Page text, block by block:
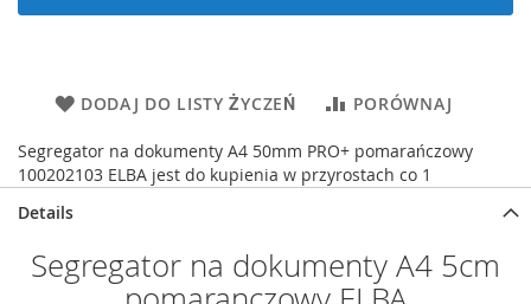
DODAJ DO LISTY ŻYCZEŃ PORÓWNAJ
Segregator na dokumenty A4 50mm PRO+ pomarańczowy
100202103 ELBA jest do kupienia w przyrostach co 1
Details
Segregator na dokumenty A4 5cm